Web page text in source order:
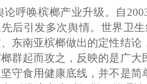
论呼唤槟榔产业升级。自
先后引发多次舆情。世界卫
东南亚槟榔做出的定性结
群起而攻之，反映的是广
守食用健康底线，并不是